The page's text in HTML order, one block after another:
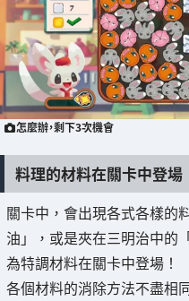
怎麼辦，剩下3次機會
料理的材料在關卡中登場
關卡中，會出現各式各樣的
油」，或是夾在三明治中的
為特調材料在關卡中登場！
各個材料的消除方法不盡相